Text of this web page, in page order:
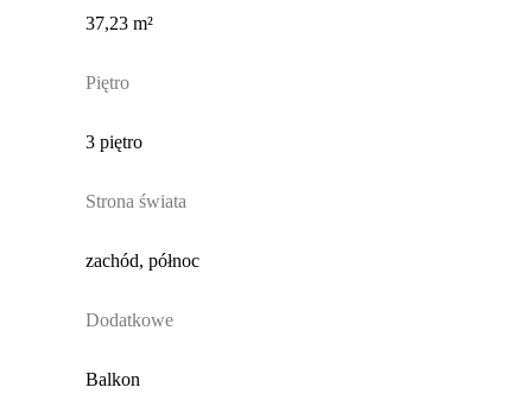
37,23 m²
Piętro
3 piętro
Strona świata
zachód, północ
Dodatkowe
Balkon